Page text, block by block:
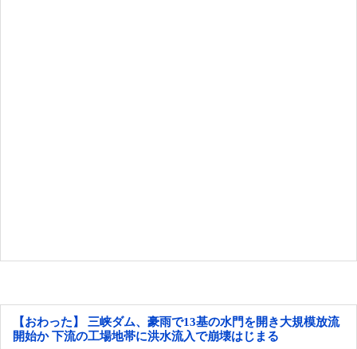
【おわった】 三峡ダム、豪雨で13基の水門を開き大規模放流
開始か 下流の工場地帯に洪水流入で崩壊はじまる